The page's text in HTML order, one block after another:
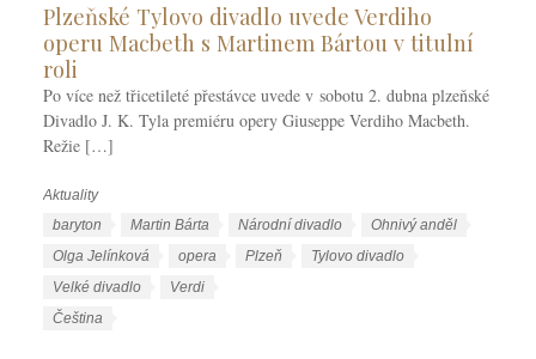
Plzeňské Tylovo divadlo uvede Verdiho
operu Macbeth s Martinem Bártou v titulní
roli
Po více než třicetileté přestávce uvede v sobotu 2. dubna plzeňské
Divadlo J. K. Tyla premiéru opery Giuseppe Verdiho Macbeth.
Režie […]
R
Aktuality
Šbaryton Martin Bárta Národní divadlo
Ohnivý anděl
Olga Jelínková
opera Plzeň
Tylovo divadlo
Velké divadlo
Verdi
Čeština